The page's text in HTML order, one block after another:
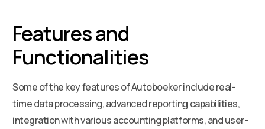
Features and
Functionalities
Some of the key features of Autoboeker include real-
time data processing, advanced reporting capabilities,
integration with various accounting platforms, and user-